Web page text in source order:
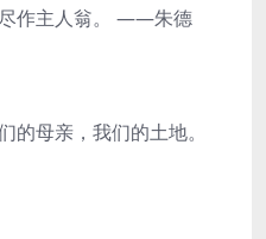
作主人翁。 ——朱德
的母亲，我们的土地。